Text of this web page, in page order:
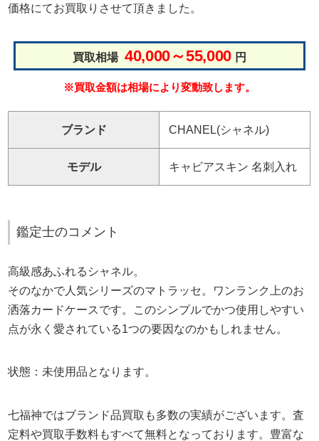
価格にてお買取りさせて頂きました。
買取相場 40,000～55,000 円
※買取金額は相場により変動致します。
ブランド CHANEL(シャネル)
モデル キャビアスキン 名刺入れ
鑑定士のコメント
高級感あふれるシャネル。
そのなかで人気シリーズのマトラッセ。ワンランク上のお
洒落カードケースです。このシンプルでかつ使用しやすい
点が永く愛されている1つの要因なのかもしれません。
状態：未使用品となります。
七福神ではブランド品買取も多数の実績がございます。査
定料や買取手数料もすべて無料となっております。豊富な